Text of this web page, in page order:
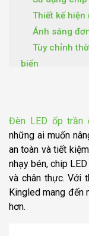
Thiết kế hiện
Ánh sáng
Tùy chỉnh
biến
Dễ dàng lắp
Bảo hành đổi
Ứng dụng đa
Mọi thông
Đèn LED ốp trần
những ai muốn
an toàn và tiết
nhạy bén, chip
và chân thực. Với
Kingled mang đến
hơn.